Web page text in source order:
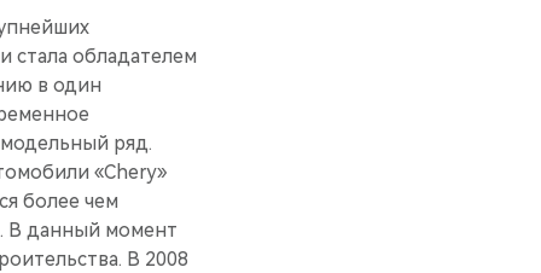
стала обладателем
в один
ряд.
«Chery»
более чем
В данный момент
В 2008